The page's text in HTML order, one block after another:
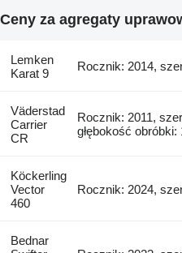
Ceny za agregaty
Lemken
Karat 9
Rocznik: 2014,
Väderstad
Carrier
CR
Rocznik: 2011,
głębokość obróbki:
Köckerling
Vector
460
Rocznik: 2024,
Bednar